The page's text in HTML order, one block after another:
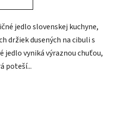
jedlo slovenskej kuchyne,
držiek dusených na cibuli s
jedlo vyniká výraznou chuťou,
poteší...